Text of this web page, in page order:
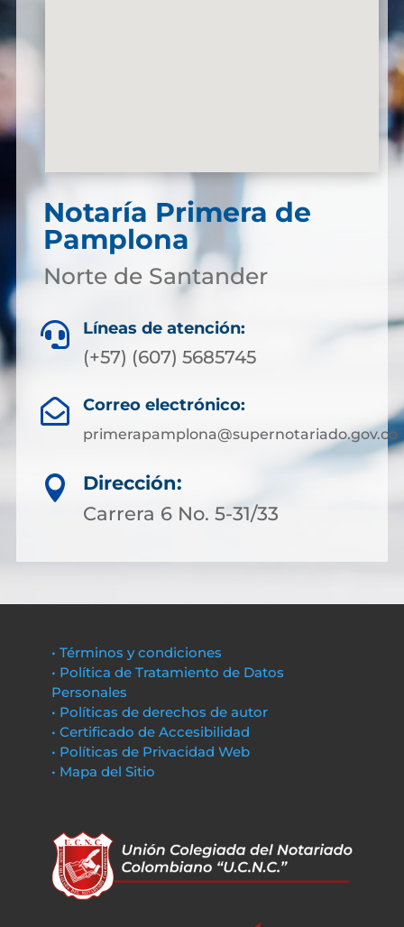
Notaría Primera de
Pamplona
Norte de Santander
 Líneas de atención:
(+57) (607) 5685745
 Correo electrónico:
primerapamplona@supernotariado.gov.co

Dirección:
Carrera 6 No. 5-31/33
• Términos y condiciones
• Política de Tratamiento de Datos
Personales
• Políticas de derechos de autor
• Certificado de Accesibilidad
• Políticas de Privacidad Web
• Mapa del Sitio